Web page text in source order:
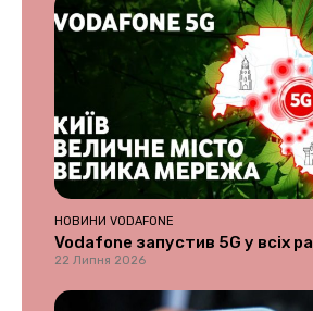
НОВИНИ VODAFONE
Vodafone запустив 5G у всіх
22 Липня 2026